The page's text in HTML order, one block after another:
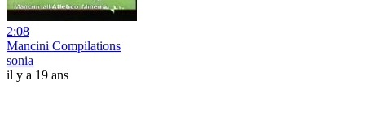
2:08
Mancini Compilations
sonia
il y a 19 ans